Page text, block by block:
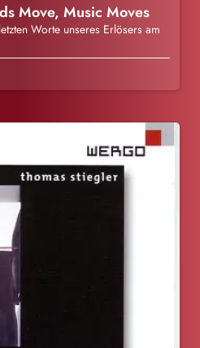
Move, Music Moves
Worte unseres Erlösers am